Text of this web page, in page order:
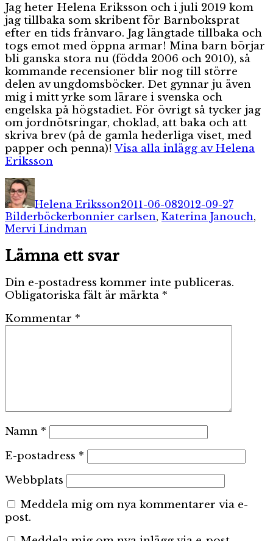
Jag heter Helena Eriksson och i juli 2019 kom
jag tillbaka som skribent för Barnboksprat
efter en tids frånvaro. Jag längtade tillbaka och
togs emot med öppna armar! Mina barn börjar
bli ganska stora nu (födda 2006 och 2010), så
kommande recensioner blir nog till större
delen av ungdomsböcker. Det gynnar ju även
mig i mitt yrke som lärare i svenska och
engelska på högstadiet. För övrigt så tycker jag
om jordnötsringar, choklad, att baka och att
skriva brev (på de gamla hederliga viset, med
papper och penna)! Visa alla inlägg av Helena
Eriksson
Författare
Helena Eriksson2011-06-082012-09-27
BilderböckerEtiketter
bonnier carlsen, Katerina Janouch,
Mervi Lindman
Lämna ett svar
Din e-postadress kommer inte publiceras.
Obligatoriska fält är märkta *
Kommentar *
Namn *
E-postadress *
Webbplats
Meddela mig om nya kommentarer via e-
post.